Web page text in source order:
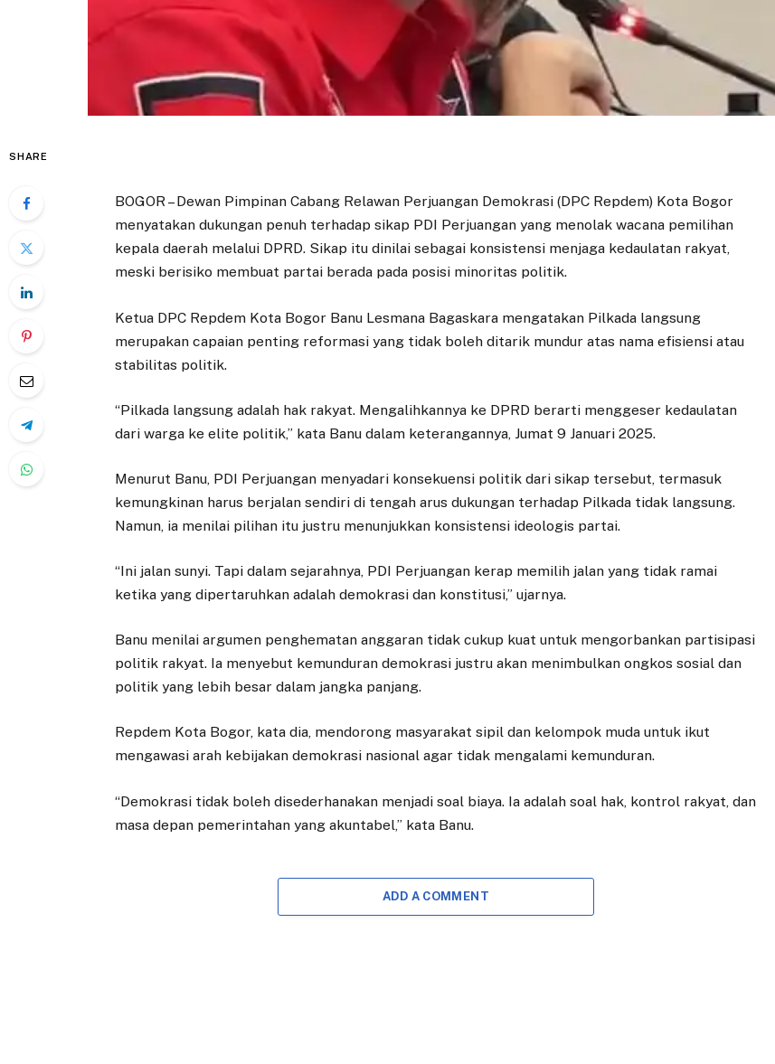
SHARE
BOGOR – Dewan Pimpinan Cabang Relawan Perjuangan Demokrasi (DPC Repdem) Kota Bogor
menyatakan dukungan penuh terhadap sikap PDI Perjuangan yang menolak wacana pemilihan
kepala daerah melalui DPRD. Sikap itu dinilai sebagai konsistensi menjaga kedaulatan rakyat,
meski berisiko membuat partai berada pada posisi minoritas politik.
Ketua DPC Repdem Kota Bogor Banu Lesmana Bagaskara mengatakan Pilkada langsung
merupakan capaian penting reformasi yang tidak boleh ditarik mundur atas nama efisiensi atau
stabilitas politik.
“Pilkada langsung adalah hak rakyat. Mengalihkannya ke DPRD berarti menggeser kedaulatan
dari warga ke elite politik,” kata Banu dalam keterangannya, Jumat 9 Januari 2025.
Menurut Banu, PDI Perjuangan menyadari konsekuensi politik dari sikap tersebut, termasuk
kemungkinan harus berjalan sendiri di tengah arus dukungan terhadap Pilkada tidak langsung.
Namun, ia menilai pilihan itu justru menunjukkan konsistensi ideologis partai.
“Ini jalan sunyi. Tapi dalam sejarahnya, PDI Perjuangan kerap memilih jalan yang tidak ramai
ketika yang dipertaruhkan adalah demokrasi dan konstitusi,” ujarnya.
Banu menilai argumen penghematan anggaran tidak cukup kuat untuk mengorbankan partisipasi
politik rakyat. Ia menyebut kemunduran demokrasi justru akan menimbulkan ongkos sosial dan
politik yang lebih besar dalam jangka panjang.
Repdem Kota Bogor, kata dia, mendorong masyarakat sipil dan kelompok muda untuk ikut
mengawasi arah kebijakan demokrasi nasional agar tidak mengalami kemunduran.
“Demokrasi tidak boleh disederhanakan menjadi soal biaya. Ia adalah soal hak, kontrol rakyat, dan
masa depan pemerintahan yang akuntabel,” kata Banu.
ADD A COMMENT